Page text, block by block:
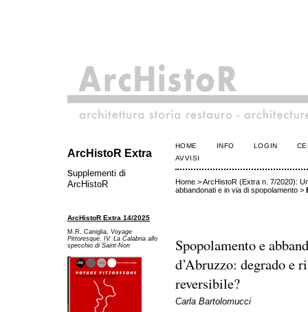
ArcHistoR Extra
supplementi di
ArcHistoR
ArcHistoR Extra 14/2025
M.R. Caniglia, Voyage
Pittoresque. IV. La Calabria allo
specchio di Saint-Non
HOME INFO LOGIN
AVVISI
Home>ArcHistoR (Extra n. 7/2020):
abbandonati e in via di spopolamento>
Spopolamento e
d’Abruzzo: degrado e
reversibile?
Carla Bartolomucci